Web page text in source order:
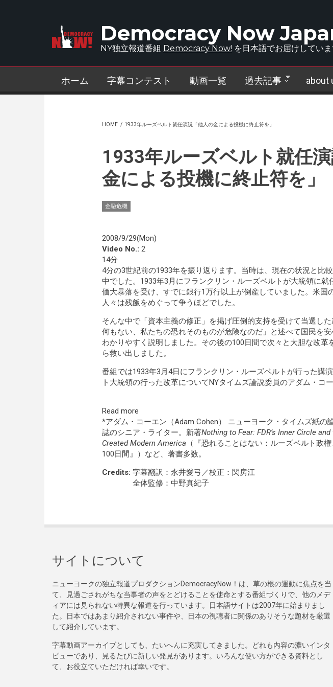
Democracy Now
NY独立報道番組 Democracy Now! を日本語でお届けしてい
ホーム 字幕コンテスト 動画一覧 過去記事 about
HOME / 1933年ルーズベルト就任演説「他人の金による投機に終止符を」
1933年ルーズベルト就任
金による投機に終止符を」
金融危機
2008/9/29(Mon)
Video No.: 2
14分
4分の3世紀前の1933年を振り返ります。当時は、現在の状況と比
中でした。1933年3月にフランクリン・ルーズベルトが大統領に就
価大暴落を受け、すでに銀行1万行以上が倒産していました。米国
人々は残飯をめぐって争うほどでした。
そんな中で「資本主義の修正」を掲げ圧倒的支持を受けて当選し
何もない、私たちの恐れそのものが危険なのだ」と述べて国民を
わかりやすく説明しました。その後の100日間で次々と大胆な改革
ら救い出しました。
番組では1933年3月4日にフランクリン・ルーズベルトが行った講
ト大統領の行った改革についてNYタイムズ論説委員のアダム・コ
Read more
*アダム・コーエン（Adam Cohen） ニューヨーク・タイムズ紙の
誌のシニア・ライター。新著Nothing to Fear: FDR’s Inner Circle
Created Modern America （『恐れることはない：ルーズベルト政
100日間』）など、著書多数。
Credits: 字幕翻訳：永井愛弓／校正：関房江
全体監修：中野真紀子
サイトについて
ニューヨークの独立報道プロダクションDemocracyNow！は、草の根の運動に焦点を当
て、見過ごされがちな当事者の声をとどけることを使命とする番組づくりで、他のメデ
ィアには見られない特異な報道を行っています。日本語サイトは2007年に始まりまし
た。日本ではあまり紹介されない事件や、日本の視聴者に関係のありそうな題材を厳選
して紹介しています。
字幕動画アーカイブとしても、たいへんに充実してきました。どれも内容の濃いインタ
ビューであり、見るたびに新しい発見があります。いろんな使い方ができる資料とし
て、お役立ていただければ幸いです。